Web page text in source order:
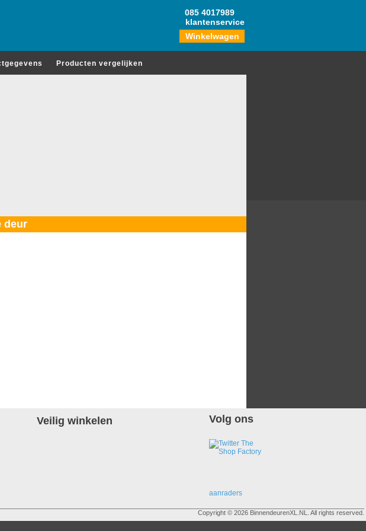
085 4017989
klantenservice
Winkelwagen
Producten vergelijken
deur
Veilig winkelen Volg ons
aanraders
Copyright © 2026 BinnendeurenXL.NL. All rights reserved.